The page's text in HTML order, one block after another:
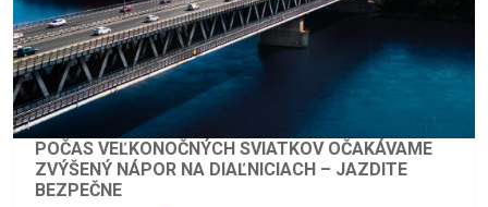
POČAS VEĽKONOČNÝCH SVIATKOV OČAKÁVAME
ZVÝŠENÝ NÁPOR NA DIAĽNICIACH – JAZDITE
BEZPEČNE